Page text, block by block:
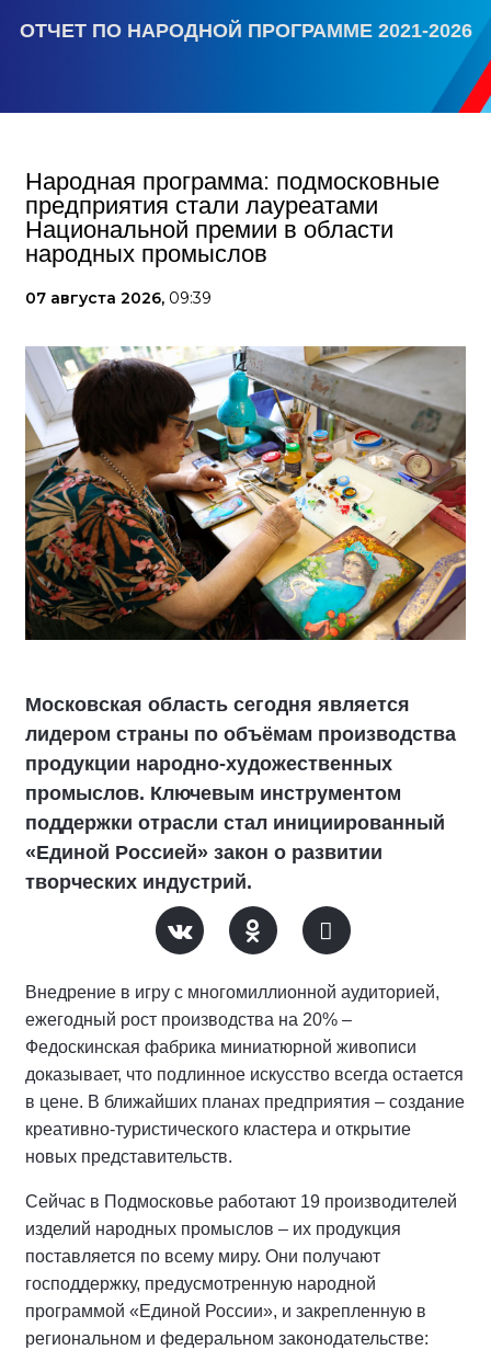
ОТЧЕТ ПО НАРОДНОЙ ПРОГРАММЕ 2021-2026
Народная программа: подмосковные
предприятия стали лауреатами
Национальной премии в области
народных промыслов
07 августа 2026, 09:39
Московская область сегодня является
лидером страны по объёмам производства
продукции народно-художественных
промыслов. Ключевым инструментом
поддержки отрасли стал инициированный
«Единой Россией» закон о развитии
творческих индустрий.
Внедрение в игру с многомиллионной аудиторией,
ежегодный рост производства на 20% –
Федоскинская фабрика миниатюрной живописи
доказывает, что подлинное искусство всегда остается
в цене. В ближайших планах предприятия – создание
креативно-туристического кластера и открытие
новых представительств.
Сейчас в Подмосковье работают 19 производителей
изделий народных промыслов – их продукция
поставляется по всему миру. Они получают
господдержку, предусмотренную народной
программой «Единой России», и закрепленную в
региональном и федеральном законодательстве: